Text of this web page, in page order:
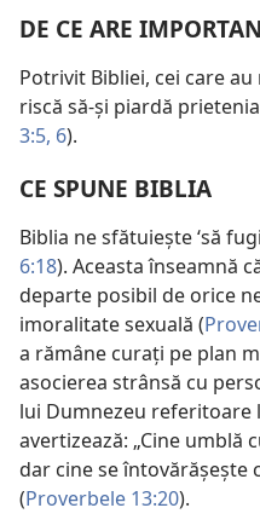
DE CE ARE
Potrivit Bibliei, cei care
riscă să-şi piardă
3:5, 6).
CE SPUNE BIBLIA
Biblia ne sfătuieşte ‘să
6:18). Aceasta înseamnă
departe posibil de orice
imoralitate sexuală (
a rămâne curaţi pe plan
asocierea strânsă cu
lui Dumnezeu referitoare
avertizează: „Cine umblă
dar cine se întovărăşeşte
(Proverbele 13:20).